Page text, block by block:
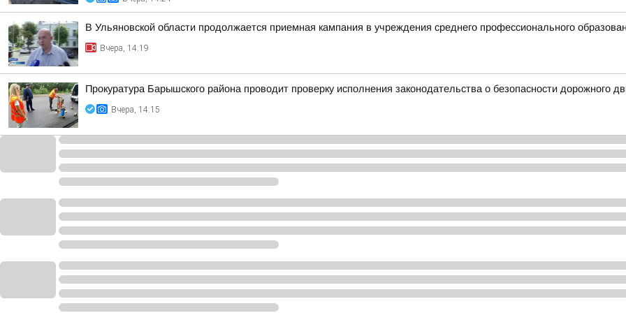
В Ульяновской области продолжается приемная кампания в учреждения среднего профессионального
Вчера, 14:19
Прокуратура Барышского района проводит проверку исполнения законодательства о безопасности дорожного
Вчера, 14:15